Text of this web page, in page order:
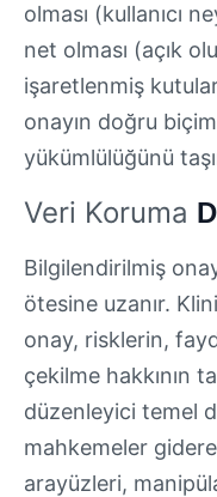
olması (kullanıcı
net olması (açık
işaretlenmiş
onayın doğru
yükümlülüğünü
Veri Koruma
Bilgilendirilmiş
ötesine uzanır.
onay, risklerin,
çekilme hakkının
düzenleyici temel
mahkemeler
arayüzleri,